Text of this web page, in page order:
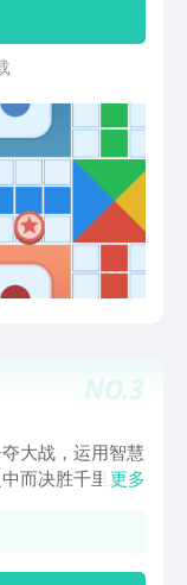
敌方棋子停留
区内，称为撞
子被逐回基地；
过程中，掷得6
某个其中到达终
掷骰子，直至显
束；7. 胜负：最
中央的一方获
对战模式，与电
式，不需要联
台手机上对战；
NO.3
大战，运用智慧
而决胜千里之
天军棋游戏特
更多